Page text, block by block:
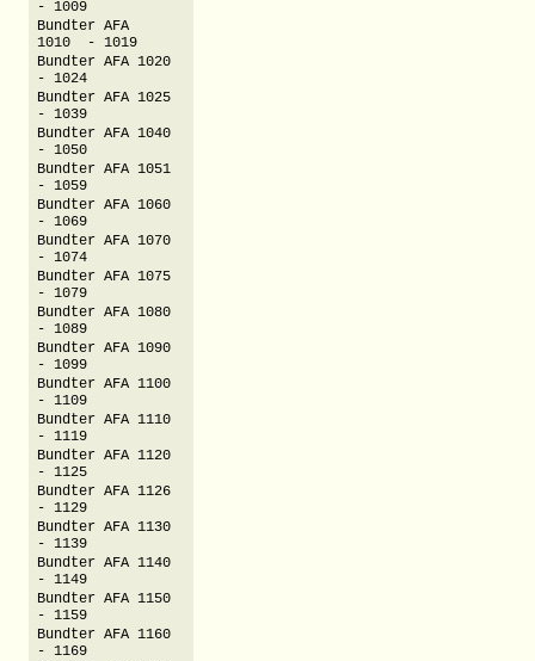
- 1009
Bundter AFA
1010 - 1019
Bundter AFA 1020
- 1024
Bundter AFA 1025
- 1039
Bundter AFA 1040
- 1050
Bundter AFA 1051
- 1059
Bundter AFA 1060
- 1069
Bundter AFA 1070
- 1074
Bundter AFA 1075
- 1079
Bundter AFA 1080
- 1089
Bundter AFA 1090
- 1099
Bundter AFA 1100
- 1109
Bundter AFA 1110
- 1119
Bundter AFA 1120
- 1125
Bundter AFA 1126
- 1129
Bundter AFA 1130
- 1139
Bundter AFA 1140
- 1149
Bundter AFA 1150
- 1159
Bundter AFA 1160
- 1169